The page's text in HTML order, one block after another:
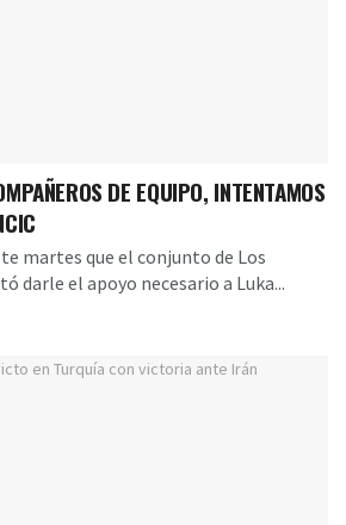
DE EQUIPO, INTENTAMOS
martes que el conjunto de Los
darle el apoyo necesario a Luka...